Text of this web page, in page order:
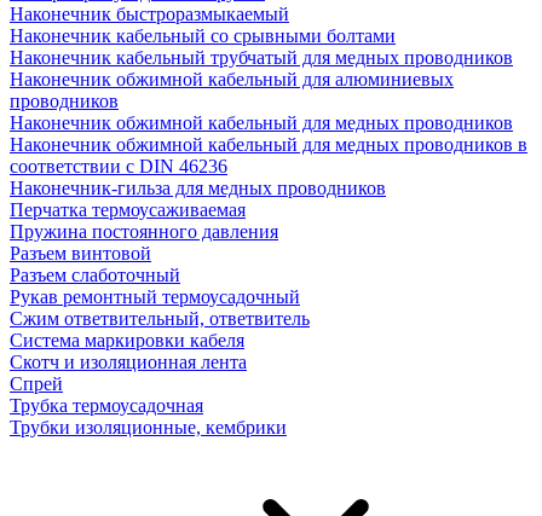
Наконечник быстроразмыкаемый
Наконечник кабельный со срывными болтами
Наконечник кабельный трубчатый для медных проводников
Наконечник обжимной кабельный для алюминиевых
проводников
Наконечник обжимной кабельный для медных проводников
Наконечник обжимной кабельный для медных проводников в
соответствии с DIN 46236
Наконечник-гильза для медных проводников
Перчатка термоусаживаемая
Пружина постоянного давления
Разъем винтовой
Разъем слаботочный
Рукав ремонтный термоусадочный
Сжим ответвительный, ответвитель
Система маркировки кабеля
Скотч и изоляционная лента
Спрей
Трубка термоусадочная
Трубки изоляционные, кембрики